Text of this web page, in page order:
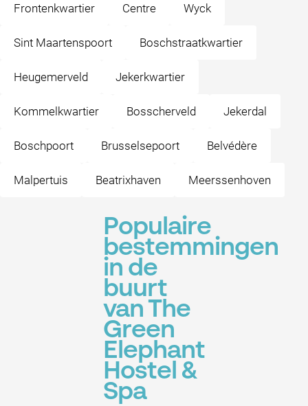
Frontenkwartier Centre Wyck
Sint Maartenspoort Boschstraatkwartier
Heugemerveld Jekerkwartier
Kommelkwartier Bosscherveld Jekerdal
Boschpoort Brusselsepoort Belvédère
Malpertuis Beatrixhaven Meerssenhoven
Populaire
bestemmingen
in de
buurt
van The
Green
Elephant
Hostel &
Spa